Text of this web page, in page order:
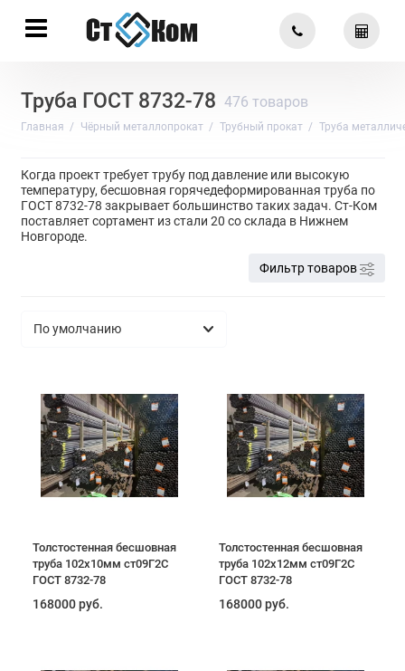
Труба ГОСТ 8732-78 476 товаров
Главная Чёрный металлопрокат Трубный прокат Труба
Когда проект требует трубу под давление или высокую
температуру, бесшовная горячедеформированная труба по
ГОСТ 8732-78 закрывает большинство таких задач. Ст-Ком
поставляет сортамент из стали 20 со склада в Нижнем
Новгороде.
Фильтр товаров
Толстостенная бесшовная
труба 102х10мм ст09Г2С
ГОСТ 8732-78
168000 руб.
Толстостенная бесшовная
труба 102х12мм ст09Г2С
ГОСТ 8732-78
168000 руб.